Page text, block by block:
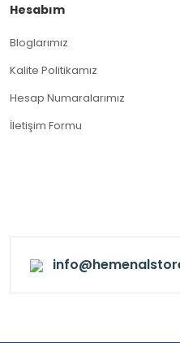
Hesabım
Bloglarımız
Kalite Politikamız
Hesap Numaralarımız
İletişim Formu